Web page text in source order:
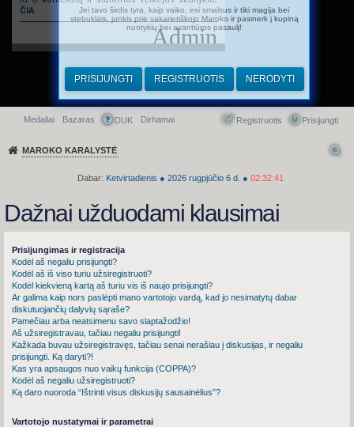
ČIA.
Admin
Greitasis meniu
Medaliai Bazaras DUK Dirhamai Prisijungti
Registruotis
MAROKO KARALYSTĖ
Dabar: Ketvirtadienis ● 2026 rugpjūčio 6 d. ● 02:32:42
Jei tavo širdis tyra, kaip vaiko, esi smalsus ir tiki magija bei
stebuklais, junkis prie vakarietiškojo Maroko ir pasinerk į kupiną
nuotykių bei avantiūros pasaulį!
PRISIJUNGTI REGISTRUOTIS NERODYTI
Dažnai užduodami klausimai
Prisijungimas ir registracija
Kodėl aš negaliu prisijungti?
Kodėl aš iš viso turiu užsiregistruoti?
Kodėl kiekvieną kartą aš turiu vis iš naujo prisijungti?
Ar galima kaip nors paslėpti mano vartotojo vardą, kad jo nesimatytų dabar
diskutuojančių dalyvių sąraše?
Pamečiau arba neatsimenu savo slaptažodžio!
Aš užsiregistravau, tačiau negaliu prisijungti!
Kažkada buvau užsiregistravęs, tačiau senai nerašiau į diskusijas, ir negaliu
prisijungti. Ką daryti?!
Kas yra apsaugos nuo vaikų funkcija (COPPA)?
Kodėl aš negaliu užsiregistruoti?
Ką daro nuoroda “Ištrinti visus diskusijų sausainėlius”?
Vartotojo nustatymai ir parametrai